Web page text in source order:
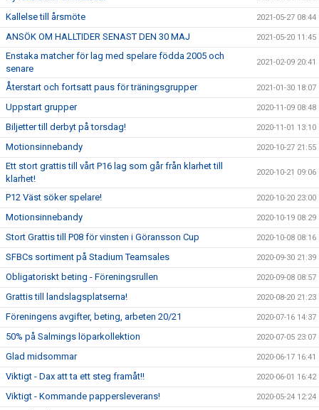
Kallelse till årsmöte 2021-05-27 08:44
ANSÖK OM HALLTIDER SENAST DEN 30 MAJ 2021-05-20 11:45
Enstaka matcher för lag med spelare födda 2005 och
senare
2021-02-09 20:41
Återstart och fortsatt paus för träningsgrupper 2021-01-30 18:07
Uppstart grupper 2020-11-09 08:48
Biljetter till derbyt på torsdag! 2020-11-01 13:10
Motionsinnebandy 2020-10-27 21:55
Ett stort grattis till vårt P16 lag som går från klarhet till
klarhet!
2020-10-21 09:06
P12 Väst söker spelare! 2020-10-20 23:00
Motionsinnebandy 2020-10-19 08:29
Stort Grattis till P08 för vinsten i Göransson Cup 2020-10-08 08:16
SFBCs sortiment på Stadium Teamsales 2020-09-30 21:39
Obligatoriskt beting - Föreningsrullen 2020-09-08 08:57
Grattis till landslagsplatserna! 2020-08-20 21:23
Föreningens avgifter, beting, arbeten 20/21 2020-07-16 14:37
50% på Salmings löparkollektion 2020-07-05 23:07
Glad midsommar 2020-06-17 16:41
Viktigt - Dax att ta ett steg framåt!! 2020-06-01 16:42
Viktigt - Kommande pappersleverans! 2020-05-24 12:24